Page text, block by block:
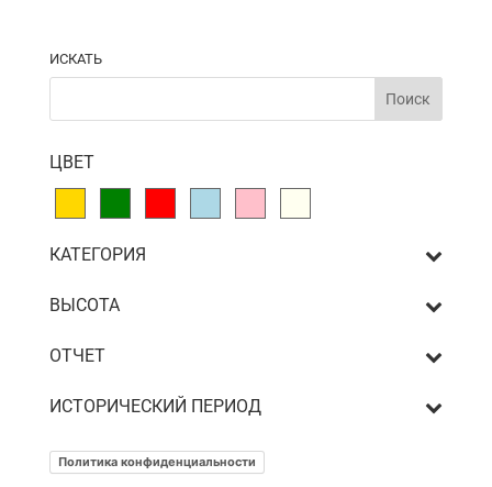
ИСКАТЬ
ЦВЕТ
КАТЕГОРИЯ
ВЫСОТА
ОТЧЕТ
ИСТОРИЧЕСКИЙ ПЕРИОД
Политика конфиденциальности